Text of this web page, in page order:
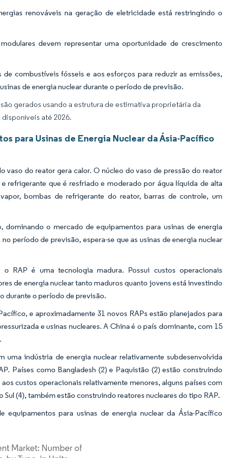
renováveis na geração de eletricidade está restringindo o
devem representar uma oportunidade de crescimento
combustíveis fósseis e aos esforços para reduzir as emissões,
de energia nuclear durante o período de previsão.
gerados usando a estrutura de estimativa proprietária da
até 2026.
para Usinas de Energia Nuclear da Ásia-Pacífico
do reator gera calor. O núcleo do vaso de pressão do reator
refrigerante que é resfriado e moderado por água líquida de alta
bombas de refrigerante do reator, barras de controle, um
o mercado de equipamentos para usinas de energia
período de previsão, espera-se que as usinas de energia nuclear
RAP é uma tecnologia madura. Possui custos operacionais
de energia nuclear tanto maduros quanto jovens está investindo
durante o período de previsão.
e aproximadamente 31 novos RAPs estão planejados para
e usinas nucleares. A China é o país dominante, com 15
indústria de energia nuclear relativamente subdesenvolvida
Países como Bangladesh (2) e Paquistão (2) estão construindo
custos operacionais relativamente menores, alguns países com
(4), também estão construindo reatores nucleares do tipo RAP.
equipamentos para usinas de energia nuclear da Ásia-Pacífico